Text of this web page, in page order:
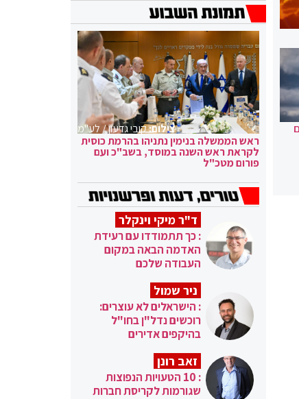
צילום:קובי גדעון / לע"מ
ראש הממשלה בנימין נתניהו בהרמת כוסית
לקראת ראש השנה במוסד, בשב"כ ועם
פורום מטכ"ל
ד"ר מיקי וינקלר
: כך תתמודדו עם רעידת
האדמה הבאה במקום
העבודה שלכם
ניר שמול
: הישראלים לא עוצרים:
רוכשים נדל"ן בחו"ל
בהיקפים אדירים
זאב רונן
: 10 הטעויות הנפוצות
שגורמות לקריסת חברות